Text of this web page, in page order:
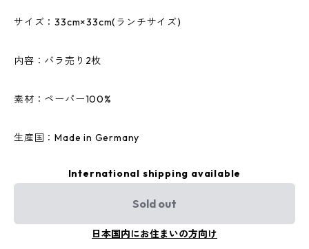
サイズ：33cm×33cm(ランチサイズ)
内容：バラ売り2枚
素材：ペーパー100%
生産国：Made in Germany
International shipping available
Sold out
日本国内にお住まいの方向け